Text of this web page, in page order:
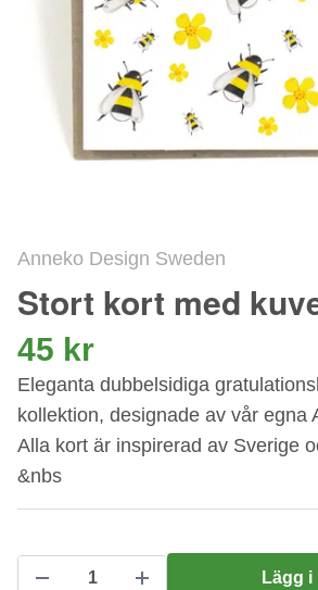
Anneko Design Sweden
Stort kort med
45 kr
Eleganta dubbelsidiga
kollektion, designade av vår egna
Alla kort är inspirerad av Sverige
&nbs
Lägg i